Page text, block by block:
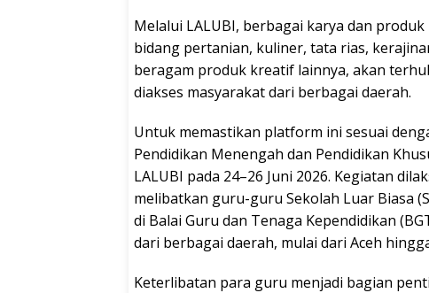
Melalui LALUBI, berbagai karya dan
bidang pertanian, kuliner, tata rias,
beragam produk kreatif lainnya, akan
diakses masyarakat dari berbagai daerah.
Untuk memastikan platform ini sesuai
Pendidikan Menengah dan Pendidikan
LALUBI pada 24–26 Juni 2026. Kegiatan
melibatkan guru-guru Sekolah Luar Biasa
di Balai Guru dan Tenaga Kependidikan
dari berbagai daerah, mulai dari Aceh
Keterlibatan para guru menjadi bagian